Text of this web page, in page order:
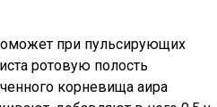
при пульсирующих
ротовую полость
корневища аира